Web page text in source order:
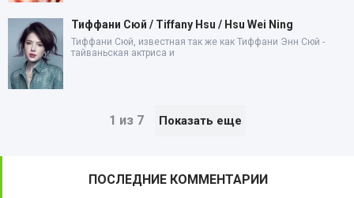
Тиффани Сюй / Tiffany Hsu / Hsu Wei Ning
Тиффани Сюй, известная так же как Тиффани Энн Сюй -
тайваньская актриса и
1 из 7 Показать еще
ПОСЛЕДНИЕ КОММЕНТАРИИ